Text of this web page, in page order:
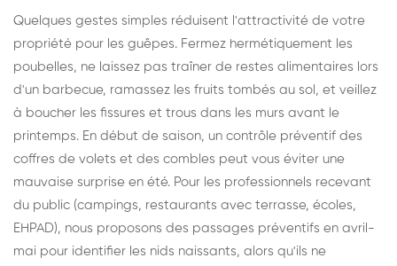
Quelques gestes simples réduisent l'attractivité de votre
propriété pour les guêpes. Fermez hermétiquement les
poubelles, ne laissez pas traîner de restes alimentaires lors
d'un barbecue, ramassez les fruits tombés au sol, et veillez
à boucher les fissures et trous dans les murs avant le
printemps. En début de saison, un contrôle préventif des
coffres de volets et des combles peut vous éviter une
mauvaise surprise en été. Pour les professionnels recevant
du public (campings, restaurants avec terrasse, écoles,
EHPAD), nous proposons des passages préventifs en avril-
mai pour identifier les nids naissants, alors qu'ils ne